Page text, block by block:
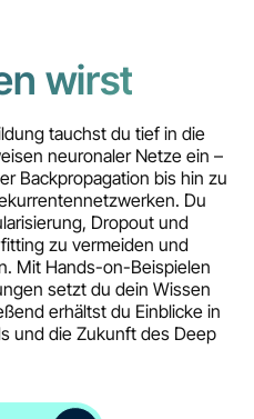
wirst
tauchst du tief in die
neuronaler Netze ein –
Backpropagation bis hin zu
Du
Dropout und
zu vermeiden und
Mit Hands-on-Beispielen
setzt du dein Wissen
erhältst du Einblicke in
und die Zukunft des Deep